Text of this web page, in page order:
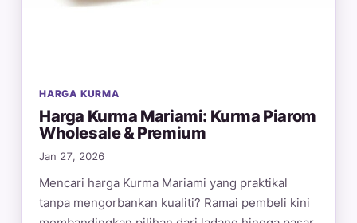
HARGA KURMA
Harga Kurma Mariami: Kurma Piarom
Wholesale & Premium
Jan 27, 2026
Mencari harga Kurma Mariami yang praktikal
tanpa mengorbankan kualiti? Ramai pembeli kini